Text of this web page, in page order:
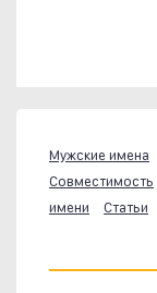
Мужские имена
Совместимость
имени
Статьи